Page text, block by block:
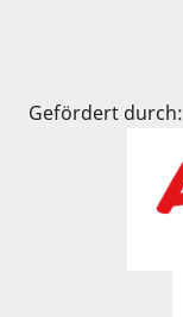
Gefördert durch: